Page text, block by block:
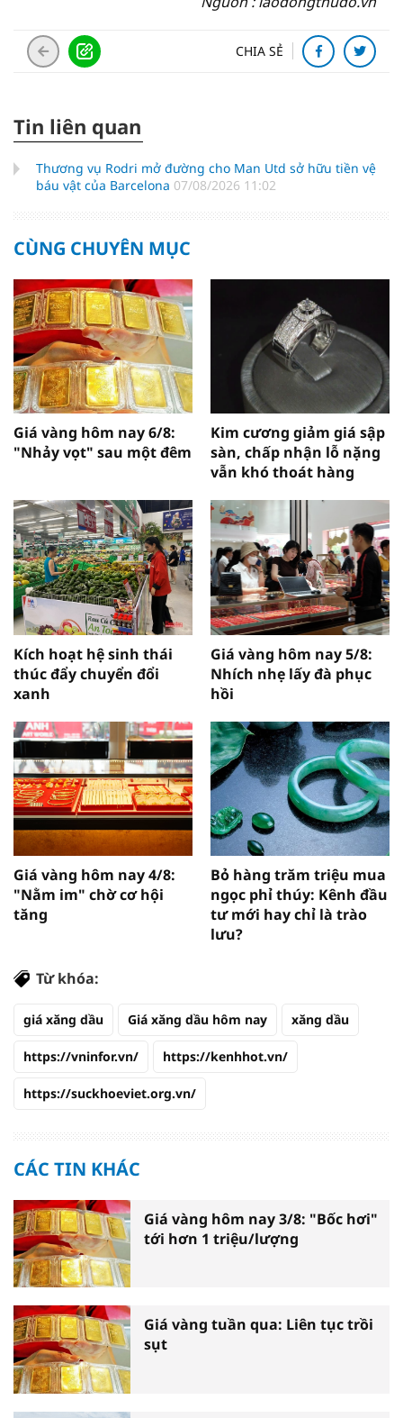
CHIA SẺ
Tin liên quan
Thương vụ Rodri mở đường cho Man Utd sở hữu tiền vệ
báu vật của Barcelona 07/08/2026 11:02
CÙNG CHUYÊN MỤC
Giá vàng hôm nay 6/8:
"Nhảy vọt" sau một đêm
Kim cương giảm giá sập
sàn, chấp nhận lỗ nặng
vẫn khó thoát hàng
Kích hoạt hệ sinh thái
thúc đẩy chuyển đổi
xanh
Giá vàng hôm nay 5/8:
Nhích nhẹ lấy đà phục
hồi
Giá vàng hôm nay 4/8:
"Nằm im" chờ cơ hội
tăng
Bỏ hàng trăm triệu mua
ngọc phỉ thúy: Kênh đầu
tư mới hay chỉ là trào
lưu?
Từ khóa:
giá xăng dầu Giá xăng dầu hôm nay xăng dầu
https://vninfor.vn/ https://kenhhot.vn/
https://suckhoeviet.org.vn/
CÁC TIN KHÁC
Giá vàng hôm nay 3/8: "Bốc hơi"
tới hơn 1 triệu/lượng
Giá vàng tuần qua: Liên tục trồi
sụt